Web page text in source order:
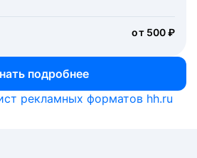
от 500 ₽
подробнее
рекламных форматов hh.ru